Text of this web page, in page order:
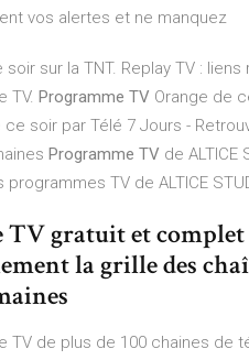
vos alertes et ne manquez
sur la TNT. Replay TV :
TV. Programme TV Orange de
soir par Télé 7 Jours -
Programme TV de ALTICE
TV de ALTICE
gratuit et
la grille des
TV de plus de 100 chaines de